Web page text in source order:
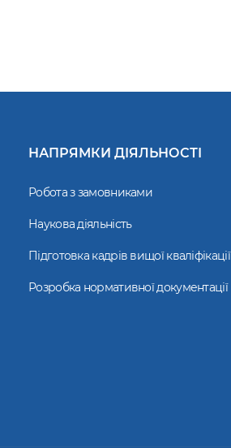
НАПРЯМКИ ДІЯЛЬНОСТІ
Робота з замовниками
Наукова діяльність
Підготовка кадрів вищої кваліфікації
Розробка нормативної документації